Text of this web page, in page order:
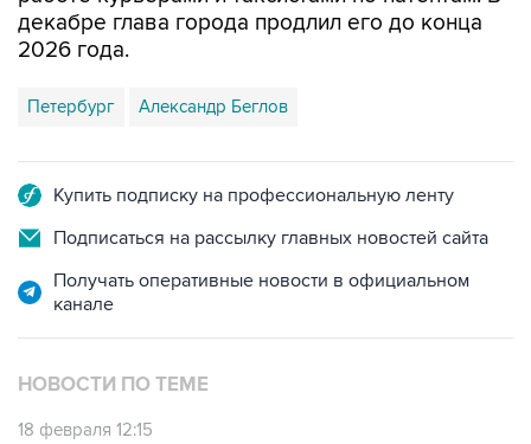
декабре глава города продлил его до конца
2026 года.
Петербург Александр Беглов
Купить подписку на профессиональную ленту
Подписаться на рассылку главных новостей сайта
Получать оперативные новости в официальном
канале
НОВОСТИ ПО ТЕМЕ
18 февраля 12:15